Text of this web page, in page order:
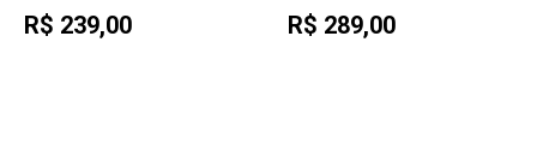
R$ 239,00 R$ 289,00